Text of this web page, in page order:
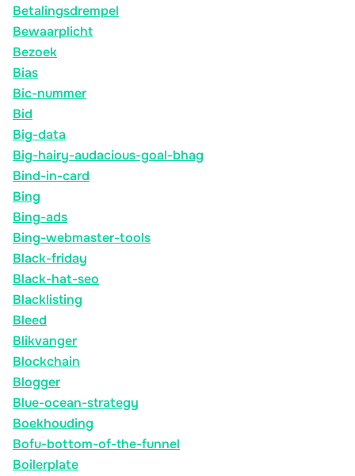
Betalingsdrempel
Bewaarplicht
Bezoek
Bias
Bic-nummer
Bid
Big-data
Big-hairy-audacious-goal-bhag
Bind-in-card
Bing
Bing-ads
Bing-webmaster-tools
Black-friday
Black-hat-seo
Blacklisting
Bleed
Blikvanger
Blockchain
Blogger
Blue-ocean-strategy
Boekhouding
Bofu-bottom-of-the-funnel
Boilerplate